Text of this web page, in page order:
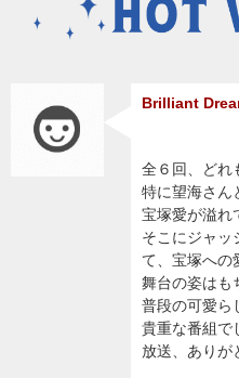
Brilliant
全６回、どれ
特に望海さん
宝塚愛が溢れ
そこにジャッ
て、宝塚への
舞台の姿はも
普段の可愛ら
貴重な番組で
放送、ありが